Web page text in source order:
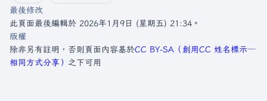
最後修改
此頁面最後編輯於 2026年1月9日 (星期五) 21:34。
版權
除非另有註明，否則頁面內容基於CC BY-SA（創用CC 姓名標示─
相同方式分享） 之下可用